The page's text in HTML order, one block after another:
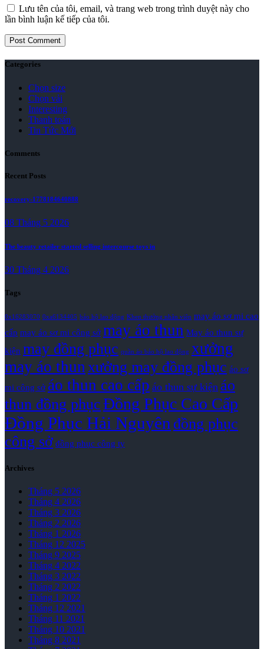
Lưu tên của tôi, email, và trang web trong trình duyệt này cho
lần bình luận kế tiếp của tôi.
Categories
Chọn size
Chọn vải
Interesting
Thanh toán
Tin Tức Mới
Comments
Recent Posts
recovery-1778184640888
08 Tháng 5 2026
The beauty retailer started selling intercourse toys in
30 Tháng 4 2026
Tags
0x16283070 0xa6134405 bảo hộ lao động Khen thưởng nhân viên may áo sơ mi cao
cấp may áo sơ mi công sở may áo thun May áo thun sự
kiện may đồng phục quần áo bảo hộ lao động xưởng
may áo thunxưởng may đồng phục áo sơ
mi công sở áo thun cao cấp áo thun sự kiện áo
thun đồng phụcĐồng Phục Cao Cấp
Đồng Phục Hải Nguyên đồng phục
công sở đồng phục công ty
Archives
Tháng 5 2026
Tháng 4 2026
Tháng 3 2026
Tháng 2 2026
Tháng 1 2026
Tháng 12 2025
Tháng 9 2025
Tháng 4 2022
Tháng 3 2022
Tháng 2 2022
Tháng 1 2022
Tháng 12 2021
Tháng 11 2021
Tháng 10 2021
Tháng 8 2021